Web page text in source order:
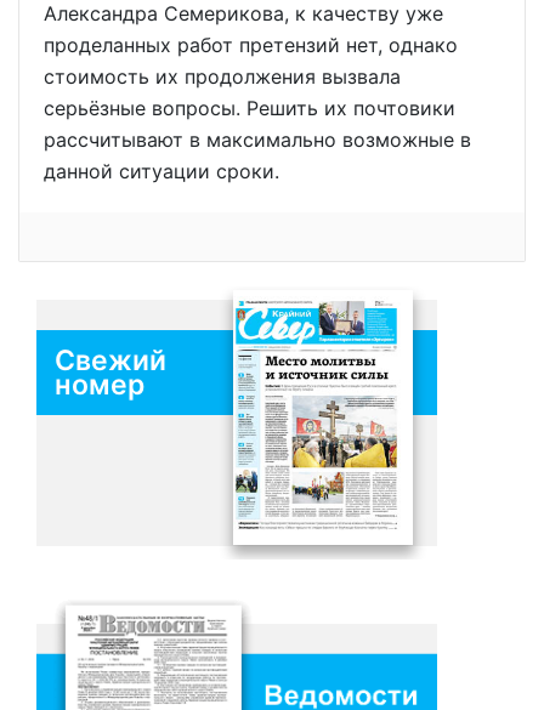
Александра Семерикова, к качеству уже
проделанных работ претензий нет, однако
стоимость их продолжения вызвала
серьёзные вопросы. Решить их почтовики
рассчитывают в максимально возможные в
данной ситуации сроки.
Свежий
номер